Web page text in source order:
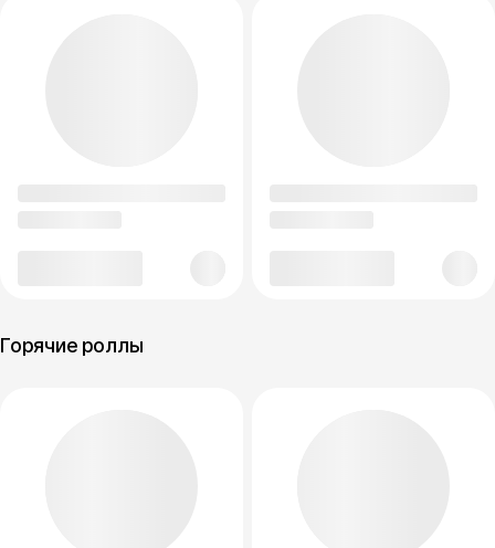
Горячие роллы